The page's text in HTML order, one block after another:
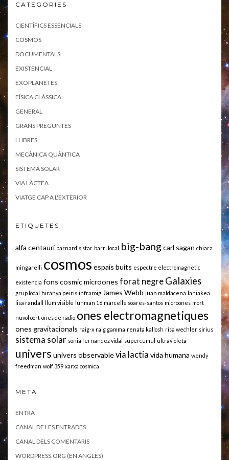
CATEGORIES
CIENTÍFICS ESSENCIALS
COSMOS
DOCUMENTALS
EXISTENCIAL
EXOPLANETES
FÍSICA CLÀSSICA
GENERAL
GRANS PREGUNTES
LLIBRES
MECÀNICA QUÀNTICA
SISTEMA SOLAR
VIA LÀCTEA
VIATGE CAP A L'EXTERIOR
ETIQUETES
alfa centauri barnard's star barri local big-bang carl sagan chiara
mingarelli cosmos espais buits espectre electromagnetic
existencia fons cosmic microones forat negre Galaxies
grup local hiranya peiris infraroig James Webb juan maldacena laniakea
lisa randall
llum visible luhman 16 marcelle soares-santos microones mort
nuvol oort ones de radio ones electromagnetiques
ones gravitacionals raig-x raig gamma renata kallosh risa wechler sirius
sistema solar sonia fernandez vidal supercumul ultravioleta
univers univers observablevia lactia vida humana wendy
freedman wolf 359 xarxa cosmica
META
ENTRA
CANAL DE LES ENTRADES
CANAL DELS COMENTARIS
WORDPRESS.ORG (EN ANGLÈS)